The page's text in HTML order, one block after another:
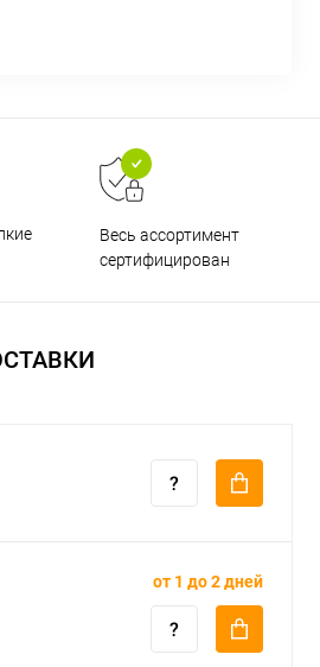
Весь ассортимент
сертифицирован
от 1 до 2 дней